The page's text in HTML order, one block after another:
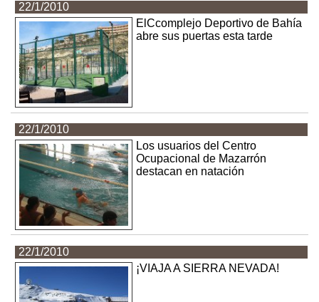
22/1/2010
ElCcomplejo Deportivo de Bahía
abre sus puertas esta tarde
22/1/2010
Los usuarios del Centro
Ocupacional de Mazarrón
destacan en natación
22/1/2010
¡VIAJA A SIERRA NEVADA!